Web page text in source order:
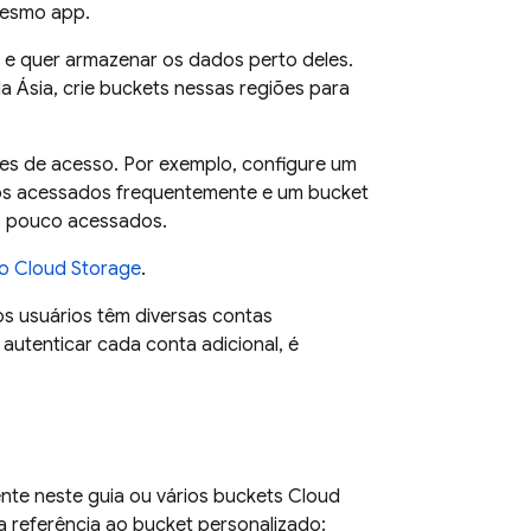
app.
quer armazenar os dados perto deles.
Ásia, crie buckets nessas regiões para
de acesso. Por exemplo, configure um
acessados frequentemente e um bucket
pouco acessados.
Cloud Storage.
usuários têm diversas contas
cada conta adicional, é
neste guia ou vários buckets Cloud
referência ao bucket personalizado: